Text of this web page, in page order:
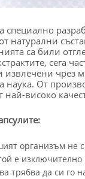
специално
натурални
са били
сега
извлечени чрез
наука. От
най-високо
организъм не
е изключително
трябва да си го